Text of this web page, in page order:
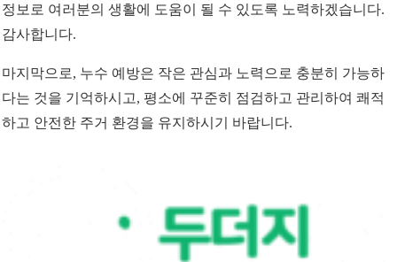
정보로 여러분의 생활에 도움이 될 수 있도록 노력하겠습니다.
감사합니다.
마지막으로, 누수 예방은 작은 관심과 노력으로 충분히 가능하
다는 것을 기억하시고, 평소에 꾸준히 점검하고 관리하여 쾌적
하고 안전한 주거 환경을 유지하시기 바랍니다.